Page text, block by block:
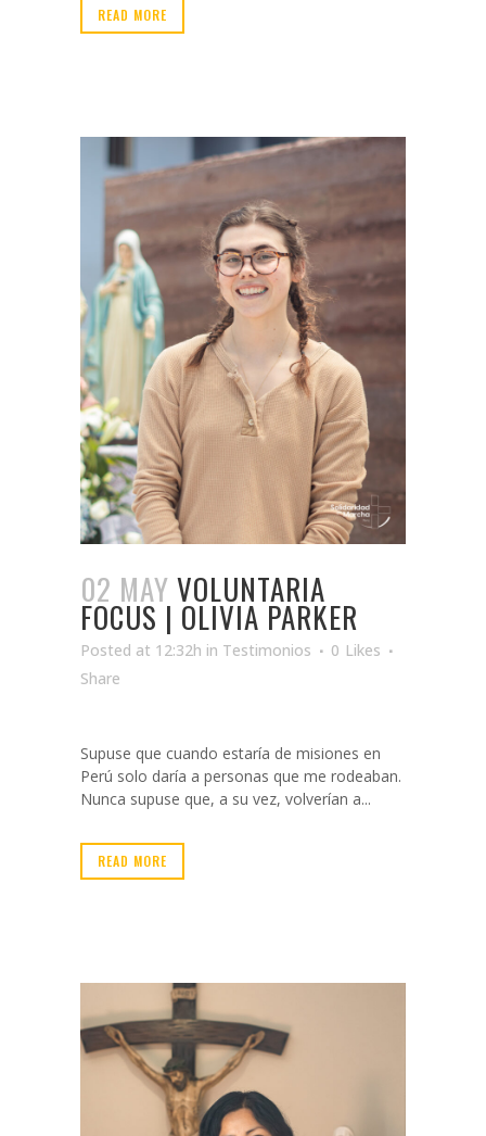
READ MORE
02 MAY VOLUNTARIA
FOCUS | OLIVIA PARKER
Posted at 12:32h in Testimonios 0 Likes
Share
Supuse que cuando estaría de misiones en
Perú solo daría a personas que me rodeaban.
Nunca supuse que, a su vez, volverían a...
READ MORE